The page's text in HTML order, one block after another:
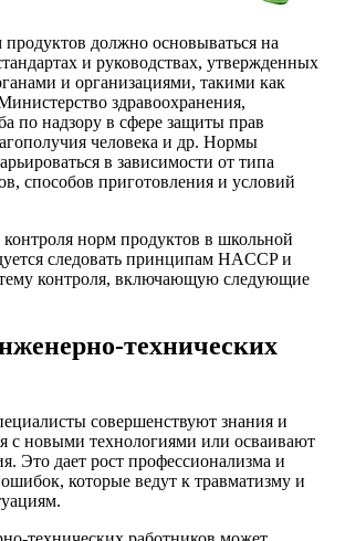
должно основываться на
и руководствах, утвержденных
и организациями, такими как
здравоохранения,
по надзору в сфере защиты прав
человека и др. Нормы
в зависимости от типа
способов приготовления и условий
норм продуктов в школьной
следовать принципам HACCP и
контроля, включающую следующие
технических
совершенствуют знания и
с новыми технологиями или осваивают
Это дает рост профессионализма и
которые ведут к травматизму и